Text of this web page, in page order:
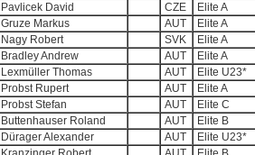
Pavlicek David CZE Elite A
Gruze Markus AUT Elite A
Nagy Robert SVK Elite A
Bradley Andrew AUT Elite A
Lexmüller Thomas AUT Elite U23*
Probst Rupert AUT Elite A
Probst Stefan AUT Elite C
Buttenhauser Roland AUT Elite B
Dürager Alexander AUT Elite U23*